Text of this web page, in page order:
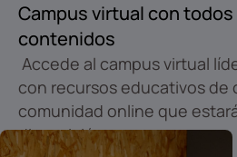
Campus virtual con todos
contenidos
Accede al campus virtual
con recursos educativos de
comunidad online que
disposición.